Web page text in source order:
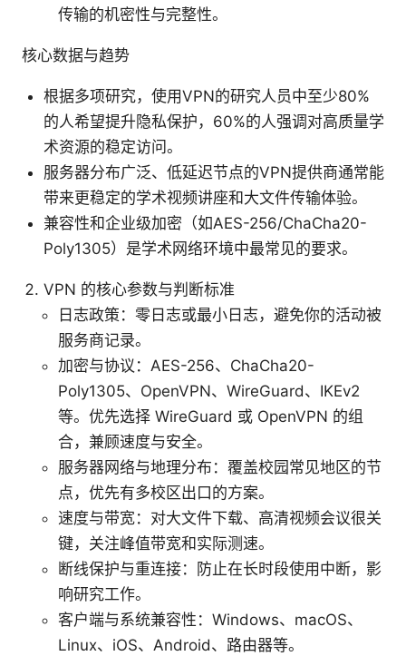
传输的机密性与完整性。
核心数据与趋势
根据多项研究，使用VPN的研究人员中至少80%
的人希望提升隐私保护，60%的人强调对高质量学
术资源的稳定访问。
服务器分布广泛、低延迟节点的VPN提供商通常能
带来更稳定的学术视频讲座和大文件传输体验。
兼容性和企业级加密（如AES-256/ChaCha20-
Poly1305）是学术网络环境中最常见的要求。
VPN 的核心参数与判断标准
日志政策：零日志或最小日志，避免你的活动被
服务商记录。
加密与协议：AES-256、ChaCha20-
Poly1305、OpenVPN、WireGuard、IKEv2
等。优先选择 WireGuard 或 OpenVPN 的组
合，兼顾速度与安全。
服务器网络与地理分布：覆盖校园常见地区的节
点，优先有多校区出口的方案。
速度与带宽：对大文件下载、高清视频会议很关
键，关注峰值带宽和实际测速。
断线保护与重连接：防止在长时段使用中断，影
响研究工作。
客户端与系统兼容性：Windows、macOS、
Linux、iOS、Android、路由器等。